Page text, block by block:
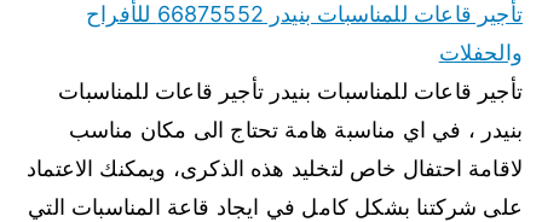
تأجير قاعات للمناسبات بنيدر 66875552 للأفراح
والحفلات
تأجير قاعات للمناسبات بنيدر تأجير قاعات للمناسبات
بنيدر ، في اي مناسبة هامة تحتاج الى مكان مناسب
لاقامة احتفال خاص لتخليد هذه الذكرى، ويمكنك الاعتماد
على شركتنا بشكل كامل في ايجاد قاعة المناسبات التي